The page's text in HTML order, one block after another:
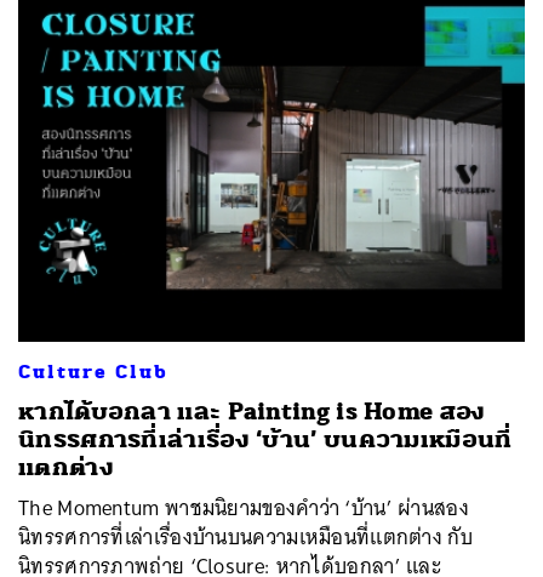
Culture Club
หากได้บอกลา และ Painting is Home สอง
นิทรรศการที่เล่าเรื่อง ‘บ้าน’ บนความเหมือนที่
แตกต่าง
The Momentum พาชมนิยามของคำว่า ‘บ้าน’ ผ่านสอง
นิทรรศการที่เล่าเรื่องบ้านบนความเหมือนที่แตกต่าง กับ
นิทรรศการภาพถ่าย ‘Closure: หากได้บอกลา’ และ